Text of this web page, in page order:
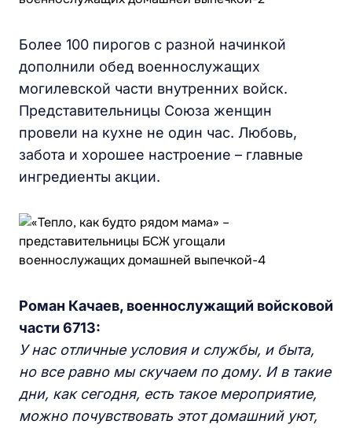
Более 100 пирогов с разной начинкой
дополнили обед военнослужащих
могилевской части внутренних войск.
Представительницы Союза женщин
провели на кухне не один час. Любовь,
забота и хорошее настроение – главные
ингредиенты акции.
Роман Качаев, военнослужащий войсковой
части 6713:
У нас отличные условия и службы, и быта,
но все равно мы скучаем по дому. И в такие
дни, как сегодня, есть такое мероприятие,
можно почувствовать этот домашний уют,